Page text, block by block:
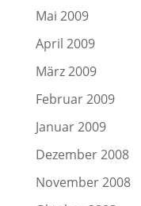
Mai 2009
April 2009
März 2009
Februar 2009
Januar 2009
Dezember 2008
November 2008